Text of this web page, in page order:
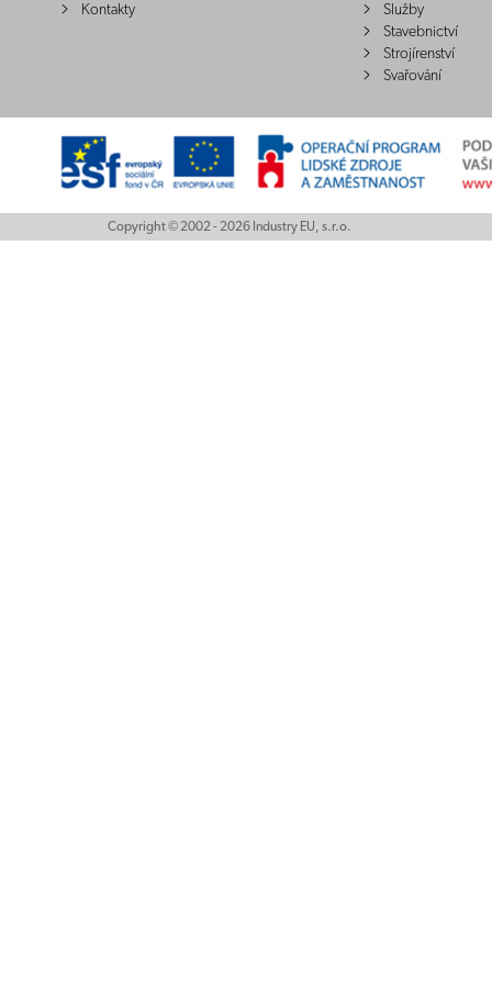
Kontakty
Služby
Stavebnictví
Strojírenství
Svařování
Copyright © 2002 - 2026 Industry EU, s.r.o.